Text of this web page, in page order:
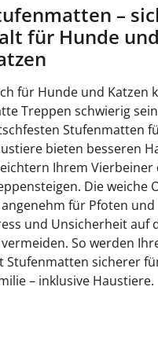
–
für Hunde und
für Hunde und Katzen
Treppen schwierig
Stufenmatten
bieten besseren
Ihrem Vierbeiner
Die weiche
für Pfoten
und Unsicherheit auf
So werden
Stufenmatten sicherer
– inklusive Haustiere.